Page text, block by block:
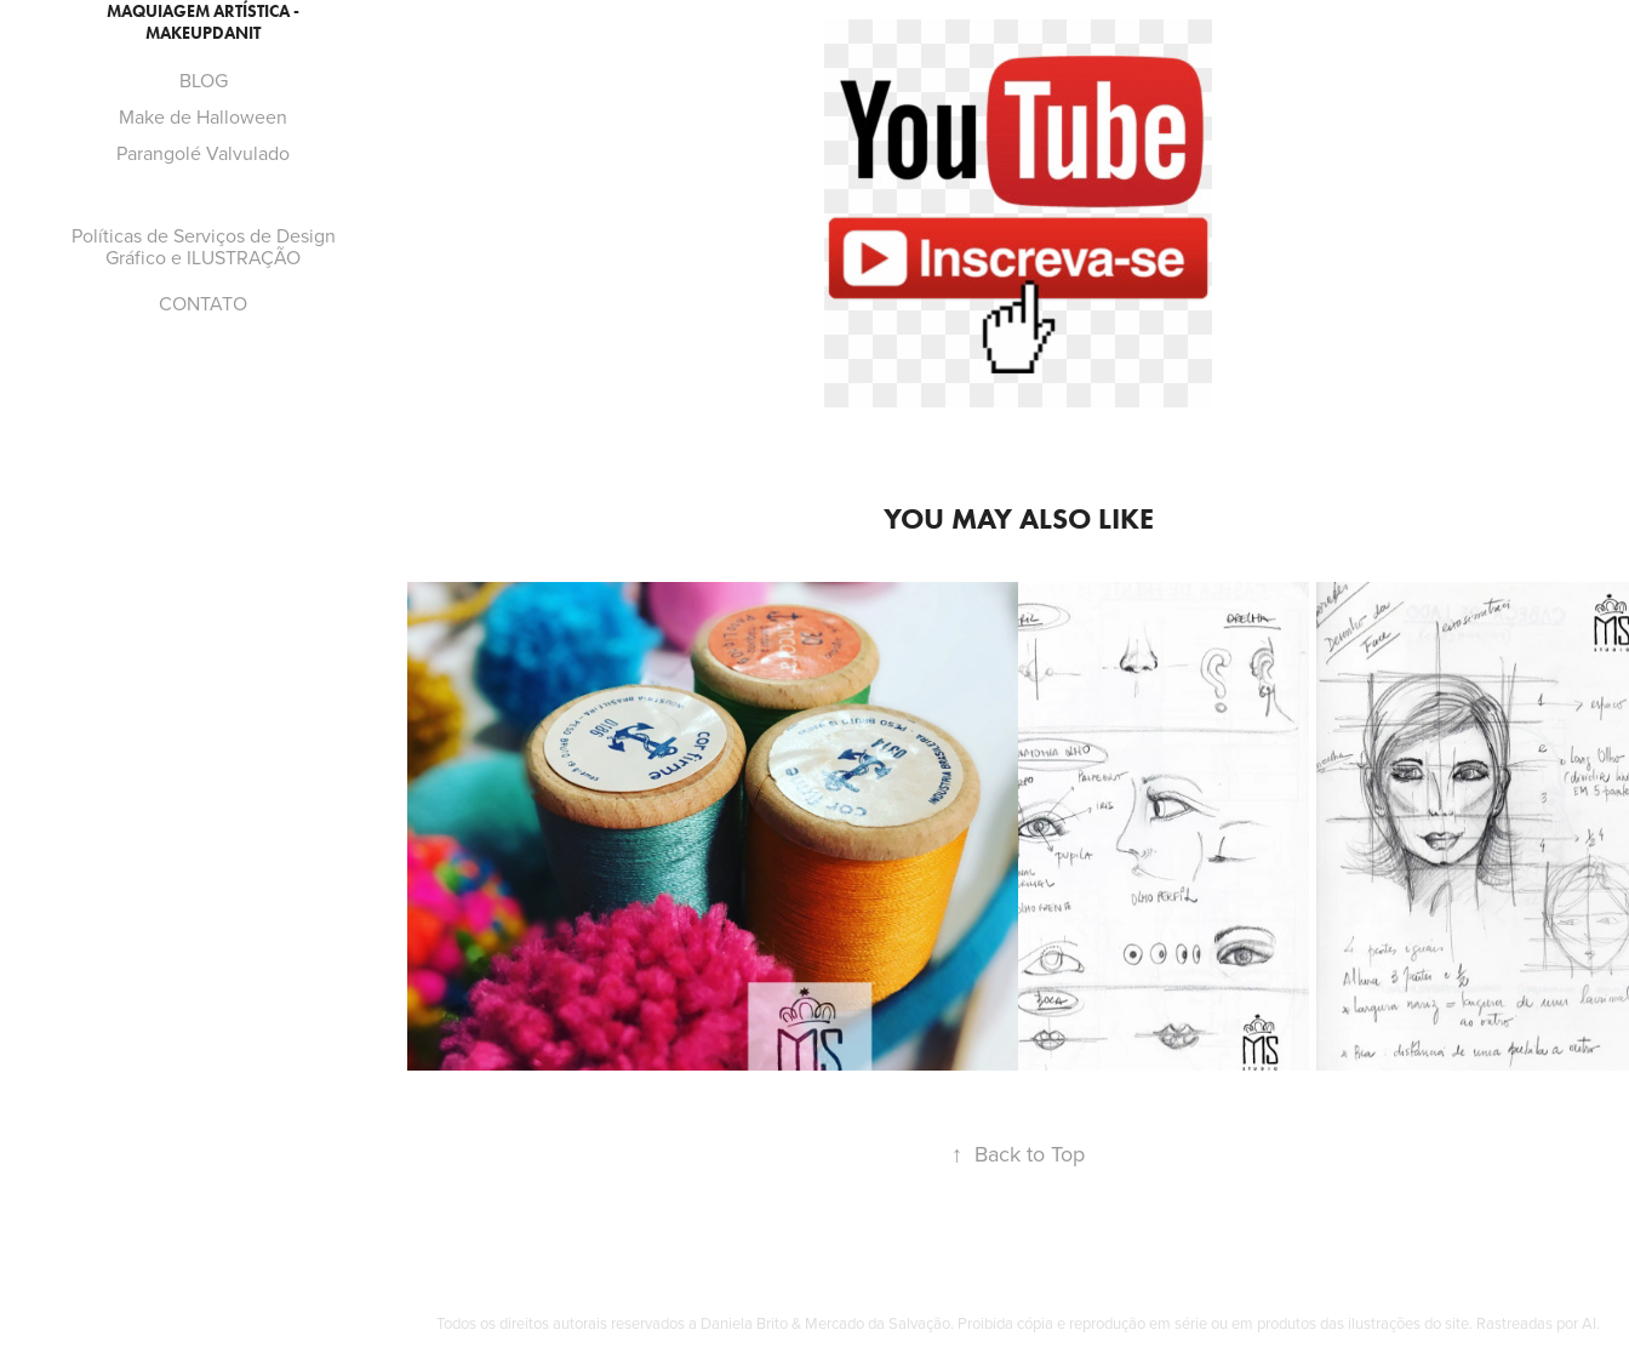
MAQUIAGEM ARTÍSTICA -
MAKEUPDANIT
BLOG
Make de Halloween
Parangolé Valvulado
Políticas de Serviços de Design
Gráfico e ILUSTRAÇÃO
CONTATO
YOU MAY ALSO LIKE
2021
APOIE A ESCOLA
GRATUITA EVA!
BLOG STUDIO
↑ Back to Top
Todos os direitos autorais reservados a Daniela Brito & Mercado da Salvação. Proibida cópia e reprodução em série ou em produtos das ilustrações do site. Rastreadas por AI.